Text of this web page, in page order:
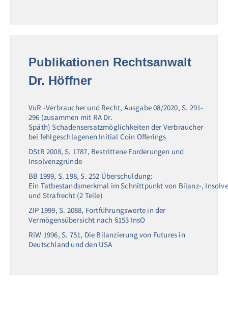
Publikationen Rechtsanwalt
Dr. Höffner
VuR -Verbraucher und Recht, Ausgabe 08/2020, S. 291-
296 (zusammen mit RA Dr.
Späth)Schadensersatzmöglichkeiten der Verbraucher
bei fehlgeschlagenen Initial Coin Offerings
DStR 2008, S. 1787, Bestrittene Forderungen und
Insolvenzgründe
BB 1999, S. 198, S. 252 Überschuldung:
Ein Tatbestandsmerkmal im Schnittpunkt von Bilanz-,
und Strafrecht (2 Teile)
ZIP 1999, S. 2088, Fortführungswerte in der
Vermögensübersicht nach §153 InsO
RiW 1996, S. 751, Die Bilanzierung von Futures in
Deutschland und den USA